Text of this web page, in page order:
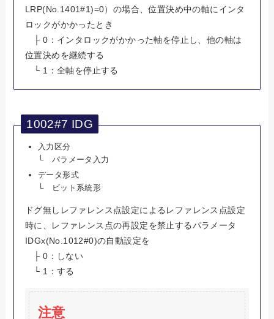
LRP(No.1401#1)=0）の場合、位置決め中の軸にインタ
ロックがかかったとき
├ 0：インタロックがかかった軸を停止し、他の軸は
位置決めを継続する
└ 1：全軸を停止する
1002#7 IDG
入力区分
└ パラメータ入力
データ形式
└ ビット系統形
ドグ無しレファレンス点設定によるレファレンス点設定
時に、レファレンス点の再設定を禁止するパラメータ
IDGx(No.1012#0)の自動設定を
├ 0：しない
└ 1：する
注意